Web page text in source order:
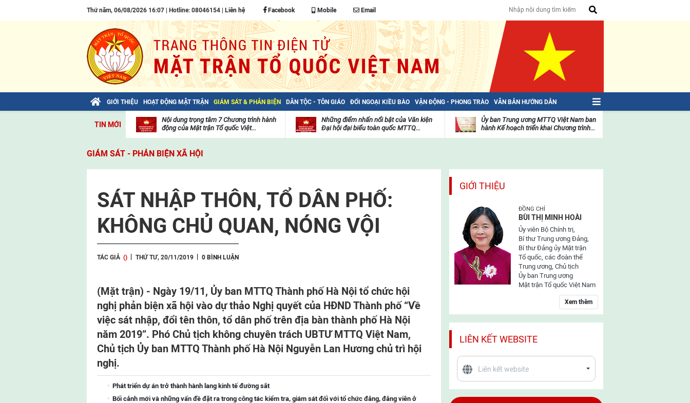
Thứ năm, 06/08/2026 16:07 | Hotline: 08046154 | Liên hệ Facebook Mobile Email
GIỚI THIỆU HOẠT ĐỘNG MẶT TRẬN GIÁM SÁT & PHẢN BIỆN DÂN TỘC - TÔN GIÁO ĐỐI NGOẠI KIỀU BÀO VẬN ĐỘNG - PHONG TRÀO VĂN BẢN HƯỚNG DẪN
TIN MỚI
Bài viết của Tổng Bí thư Tô Lâm: TIẾN
viện
Nội dung trọng tâm 7 Chương trình hành
động của Mặt trận Tổ quốc Việt...
Những điểm nhấn nổi bật của Văn kiện
Đại hội đại biểu toàn quốc MTTQ...
mặt
trận
Ủy ban Trung ương MTTQ Việt Nam ban
hành Kế hoạch triển khai Chương trình...
GIÁM SÁT - PHẢN BIỆN XÃ HỘI
SÁT NHẬP THÔN, TỔ DÂN PHỐ:
KHÔNG CHỦ QUAN, NÓNG VỘI
TÁC GIẢ () THỨ TƯ, 20/11/2019 0 BÌNH LUẬN
(Mặt trận) - Ngày 19/11, Ủy ban MTTQ Thành phố Hà Nội tổ chức hội
nghị phản biện xã hội vào dự thảo Nghị quyết của HĐND Thành phố “Về
việc sát nhập, đổi tên thôn, tổ dân phố trên địa bàn thành phố Hà Nội
năm 2019”. Phó Chủ tịch không chuyên trách UBTƯ MTTQ Việt Nam,
Chủ tịch Ủy ban MTTQ Thành phố Hà Nội Nguyễn Lan Hương chủ trì hội
nghị.
Phát triển dự án trở thành hành lang kinh tế đường sắt
Bối cảnh mới và những vấn đề đặt ra trong công tác kiểm tra, giám sát đối với tổ chức đảng, đảng viên ở
GIỚI THIỆU
ĐỒNG CHÍ
BÙI THỊ MINH HOÀI
Ủy viên Bộ Chính trị,
Bí thư Trung ương Đảng,
Bí thư Đảng ủy Mặt trận
Tổ quốc, các đoàn thể
Trung ương, Chủ tịch
Ủy ban Trung ương
Mặt trận Tổ quốc Việt Nam
Xem thêm
LIÊN KẾT WEBSITE